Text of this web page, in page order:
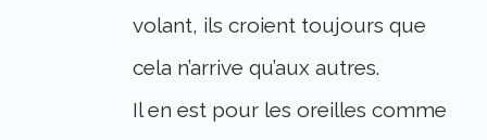
volant, ils croient toujours que
cela n’arrive qu’aux autres.
Il en est pour les oreilles comme